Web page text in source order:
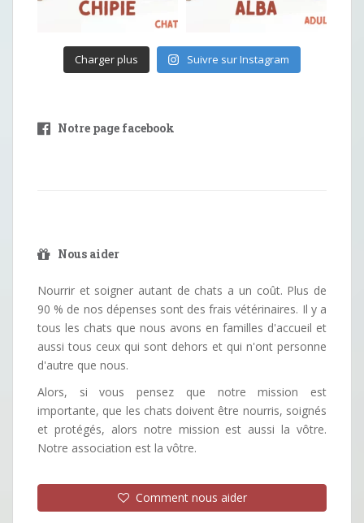
Charger plus Suivre sur Instagram
Notre page facebook
Nous aider
Nourrir et soigner autant de chats a un coût. Plus de
90 % de nos dépenses sont des frais vétérinaires. Il y a
tous les chats que nous avons en familles d'accueil et
aussi tous ceux qui sont dehors et qui n'ont personne
d'autre que nous.
Alors, si vous pensez que notre mission est
importante, que les chats doivent être nourris, soignés
et protégés, alors notre mission est aussi la vôtre.
Notre association est la vôtre.
Comment nous aider